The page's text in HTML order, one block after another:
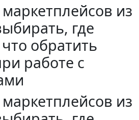
из
где
обратить
работе с
из